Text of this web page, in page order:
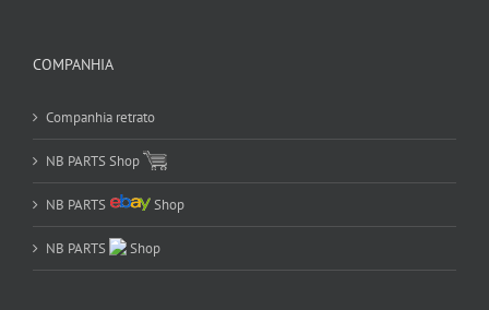
COMPANHIA
Companhia retrato
NB PARTS Shop
NB PARTS Shop
NB PARTS Shop